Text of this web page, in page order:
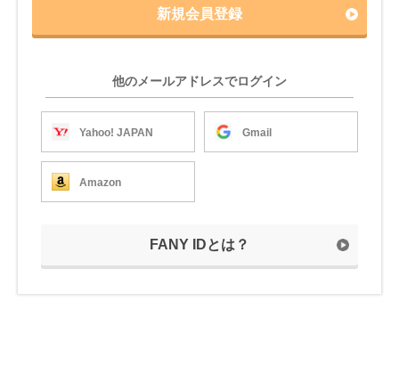
新規会員登録
他のメールアドレスでログイン
Yahoo! JAPAN Gmail
Amazon
FANY IDとは？